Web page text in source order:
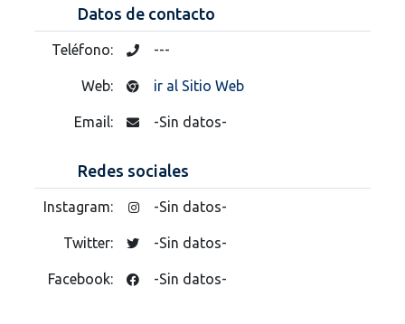
Datos de contacto
Teléfono: ---
Web: ir al Sitio Web
Email: -Sin datos-
Redes sociales
Instagram: -Sin datos-
Twitter: -Sin datos-
Facebook: -Sin datos-